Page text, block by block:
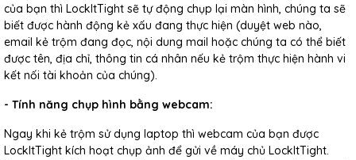
của bạn thì LockItTight sẽ tự động chụp lại màn hình, chúng ta sẽ
biết được hành động kẻ xấu đang thực hiện (duyệt web nào,
email kẻ trộm đang đọc, nội dung mail hoặc chúng ta có thể biết
được tên, địa chỉ, thông tin cá nhân nếu kẻ trộm thực hiện hành vi
kết nối tài khoản của chúng).
- Tính năng chụp hình bằng webcam:
Ngay khi kẻ trộm sử dụng laptop thì webcam của bạn được
LockItTight kích hoạt chụp ảnh để gửi về máy chủ LockItTight.